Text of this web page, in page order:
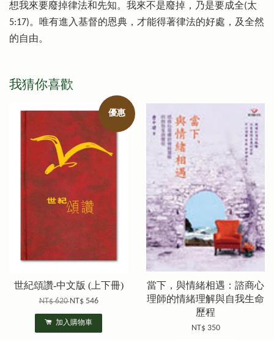
想我來要廢掉律法和先知。我來不是廢掉，乃是要成全(太
5:17)。唯有進入基督的恩典，才能得著律法的好處，及全然
的自由。
我猜你喜歡
優惠
世紀頌讚-中文版 (上下冊)
NT$ 620NT$ 546
加入購物車
當下，與情緒相遇：諮商心
理師的情緒理解與自我生命
歷程
NT$ 350